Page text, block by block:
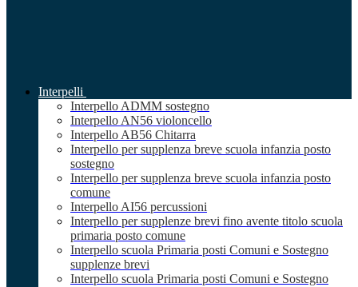
Interpelli
Interpello ADMM sostegno
Interpello AN56 violoncello
Interpello AB56 Chitarra
Interpello per supplenza breve scuola infanzia posto
sostegno
Interpello per supplenza breve scuola infanzia posto
comune
Interpello AI56 percussioni
Interpello per supplenze brevi fino avente titolo scuola
primaria posto comune
Interpello scuola Primaria posti Comuni e Sostegno
supplenze brevi
Interpello scuola Primaria posti Comuni e Sostegno